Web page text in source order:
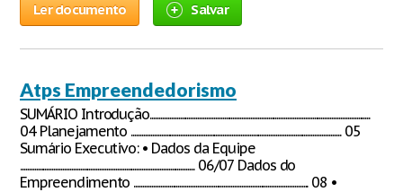
Ler documento Salvar
Atps Empreendedorismo
SUMÁRIO Introdução.............................................................................................................................
04 Planejamento ....................................................................................................................... 05
Sumário Executivo: • Dados da Equipe
................................................................................................... 06/07 Dados do
Empreendimento ................................................................................................... 08 •